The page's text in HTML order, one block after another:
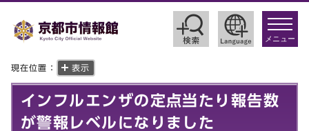
toggle
メニュー
現在位置： 表示
インフルエンザの定点当たり報告数
が警報レベルになりました